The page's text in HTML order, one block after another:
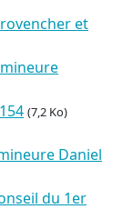
et
(7,2 Ko)
Daniel
du 1er